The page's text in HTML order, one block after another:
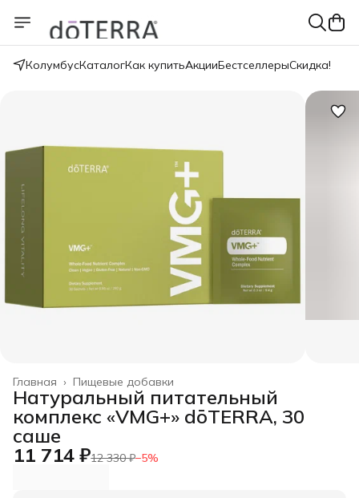
КолумбусКаталогКак купитьАкцииБестселлерыСкидка!
Пищевые добавки
Главная ›
Натуральный питательный
комплекс «VMG+» dōTERRA, 30
саше
11 714 ₽12 330 ₽−5%